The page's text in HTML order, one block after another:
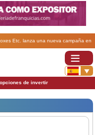
Etc. lanza una nueva campaña en
de invertir